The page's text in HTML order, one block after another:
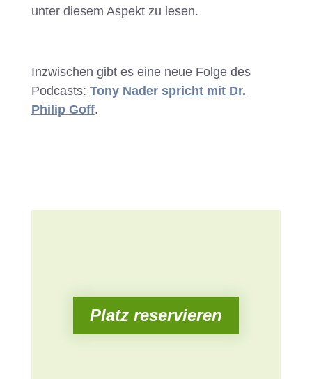
unter diesem Aspekt zu lesen.
Inzwischen gibt es eine neue Folge des
Podcasts: Tony Nader spricht mit Dr.
Philip Goff.
Platz reservieren